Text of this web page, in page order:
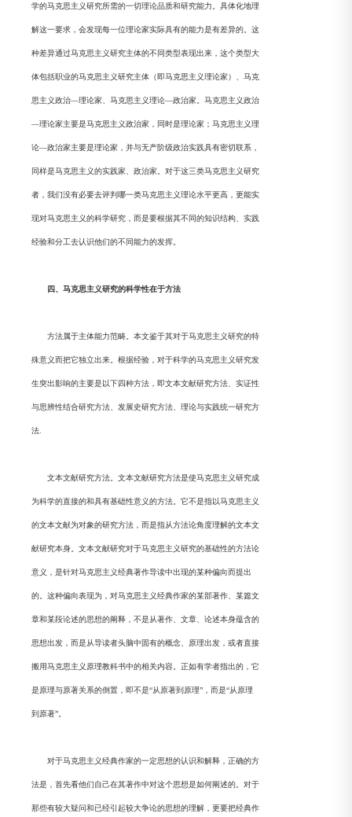
学的马克思主义研究所需的一切理论品质和研究能力。具体化地理
解这一要求，会发现每一位理论家实际具有的能力是有差异的。这
种差异通过马克思主义研究主体的不同类型表现出来，这个类型大
体包括职业的马克思主义研究主体（即马克思主义理论家）、马克
思主义政治—理论家、马克思主义理论—政治家。马克思主义政治
—理论家主要是马克思主义政治家，同时是理论家；马克思主义理
论—政治家主要是理论家，并与无产阶级政治实践具有密切联系，
同样是马克思主义的实践家、政治家。对于这三类马克思主义研究
者，我们没有必要去评判哪一类马克思主义理论水平更高，更能实
现对马克思主义的科学研究，而是要根据其不同的知识结构、实践
经验和分工去认识他们的不同能力的发挥。
四、马克思主义研究的科学性在于方法
方法属于主体能力范畴。本文鉴于其对于马克思主义研究的特
殊意义而把它独立出来。根据经验，对于科学的马克思主义研究发
生突出影响的主要是以下四种方法，即文本文献研究方法、实证性
与思辨性结合研究方法、发展史研究方法、理论与实践统一研究方
法.
文本文献研究方法。文本文献研究方法是使马克思主义研究成
为科学的直接的和具有基础性意义的方法。它不是指以马克思主义
的文本文献为对象的研究方法，而是指从方法论角度理解的文本文
献研究本身。文本文献研究对于马克思主义研究的基础性的方法论
意义，是针对马克思主义经典著作导读中出现的某种偏向而提出
的。这种偏向表现为，对马克思主义经典作家的某部著作、某篇文
章和某段论述的思想的阐释，不是从著作、文章、论述本身蕴含的
思想出发，而是从导读者头脑中固有的概念、原理出发，或者直接
搬用马克思主义原理教科书中的相关内容。正如有学者指出的，它
是原理与原著关系的倒置，即不是“从原著到原理”，而是“从原理
到原著”。
对于马克思主义经典作家的一定思想的认识和解释，正确的方
法是，首先看他们自己在其著作中对这个思想是如何阐述的。对于
那些有较大疑问和已经引起较大争论的思想的理解，更要把经典作